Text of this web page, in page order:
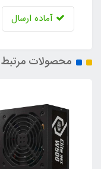
آماده ارسال
محصولات مرتبط